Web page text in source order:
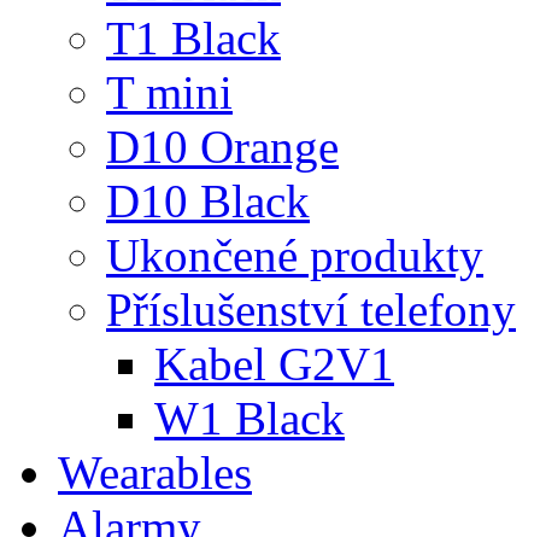
T1 Black
T mini
D10 Orange
D10 Black
Ukončené produkty
Příslušenství telefony
Kabel G2V1
W1 Black
Wearables
Alarmy